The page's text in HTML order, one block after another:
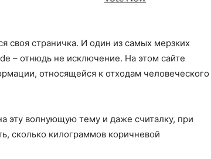
своя страничка. И один из самых мерзких
– отнюдь не исключение. На этом сайте
относящейся к отходам человеческого
эту волнующую тему и даже считалку, при
сколько килограммов коричневой